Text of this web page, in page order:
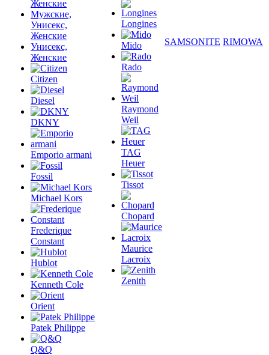
Женские
Мужские,
Унисекс,
Женские
Унисекс,
Женские
Citizen
Diesel
DKNY
Emporio armani
Fossil
Michael Kors
Frederique
Constant
Hublot
Kenneth Cole
Orient
Patek Philippe
Q&Q
Longines
Mido
Rado
Raymond
Weil
TAG
Heuer
Tissot
Chopard
Maurice
Lacroix
Zenith
SAMSONITE RIMOWA